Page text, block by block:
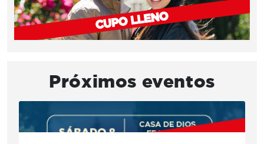
Próximos eventos